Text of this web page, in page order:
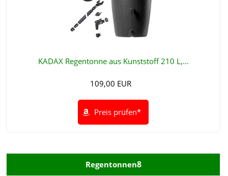
KADAX Regentonne aus Kunststoff 210 L,...
109,00 EUR
Preis prüfen*
Regentonnen8